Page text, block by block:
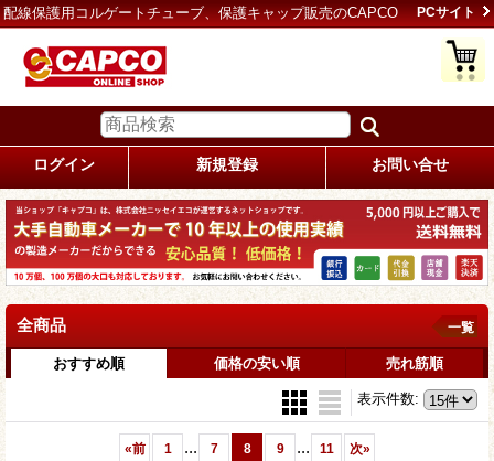
配線保護用コルゲートチューブ、保護キャップ販売のCAPCO PCサイト
ログイン 新規登録 お問い合せ
全商品 一覧
おすすめ順 価格の安い順 売れ筋順
表示件数:
«前 1 ... 7 8 9 ... 11 次»